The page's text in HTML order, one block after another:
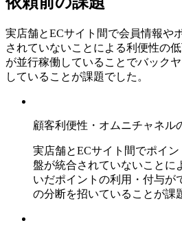
実店舗とECサイト間で会員情報や
されていないことによる利便性の
が並行稼働していることでバック
していることが課題でした。
顧客利便性・オムニチャネル
実店舗とECサイト間でポイ
盤が統合されていないことに
いだポイントの利用・付与が
の分断を招いていることが課